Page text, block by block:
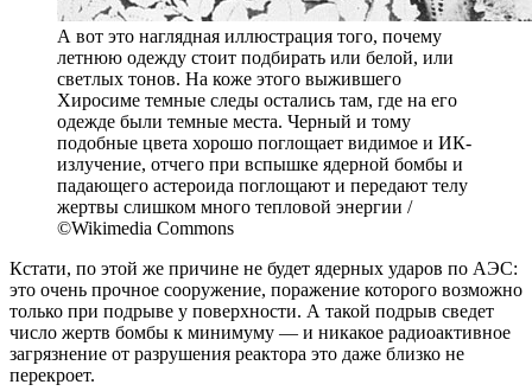
А вот это наглядная иллюстрация того, почему
летнюю одежду стоит подбирать или белой, или
светлых тонов. На коже этого выжившего
Хиросиме темные следы остались там, где на его
одежде были темные места. Черный и тому
подобные цвета хорошо поглощает видимое и ИК-
излучение, отчего при вспышке ядерной бомбы и
падающего астероида поглощают и передают телу
жертвы слишком много тепловой энергии /
©Wikimedia Commons
Кстати, по этой же причине не будет ядерных ударов по АЭС:
это очень прочное сооружение, поражение которого возможно
только при подрыве у поверхности. А такой подрыв сведет
число жертв бомбы к минимуму — и никакое радиоактивное
загрязнение от разрушения реактора это даже близко не
перекроет.